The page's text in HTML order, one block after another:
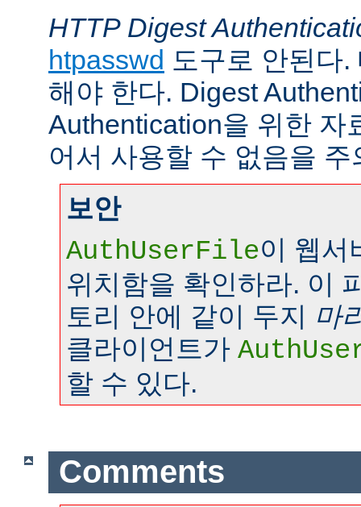
HTTP Digest
htpasswd 도구로 안된다
해야 한다. Digest
Authentication을 위한 자
어서 사용할 수 없음을 주
보안
AuthUserFile이 웹서
위치함을 확인하라. 이
토리 안에 같이 두지 마
클라이언트가
할 수 있다.
Comments